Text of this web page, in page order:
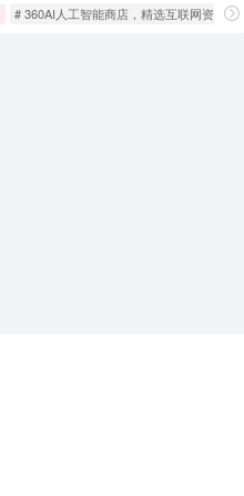
# 360AI人工智能商店，精选互联网资源最